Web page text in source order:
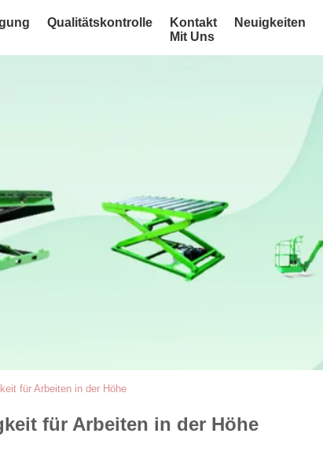
Qualitätskontrolle
Kontakt
Mit Uns
Neuigkeiten
für Arbeiten in der Höhe
für Arbeiten in der Höhe